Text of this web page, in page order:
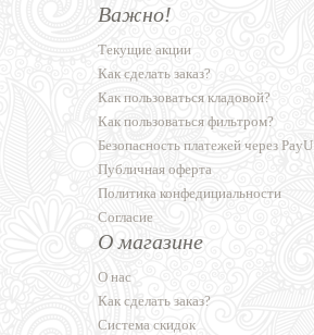
Важно!
Текущие акции
Как сделать заказ?
Как пользоваться кладовой?
Как пользоваться фильтром?
Безопасность платежей через PayU
Публичная оферта
Политика конфедициальности
Согласие
О магазине
О нас
Как сделать заказ?
Система скидок